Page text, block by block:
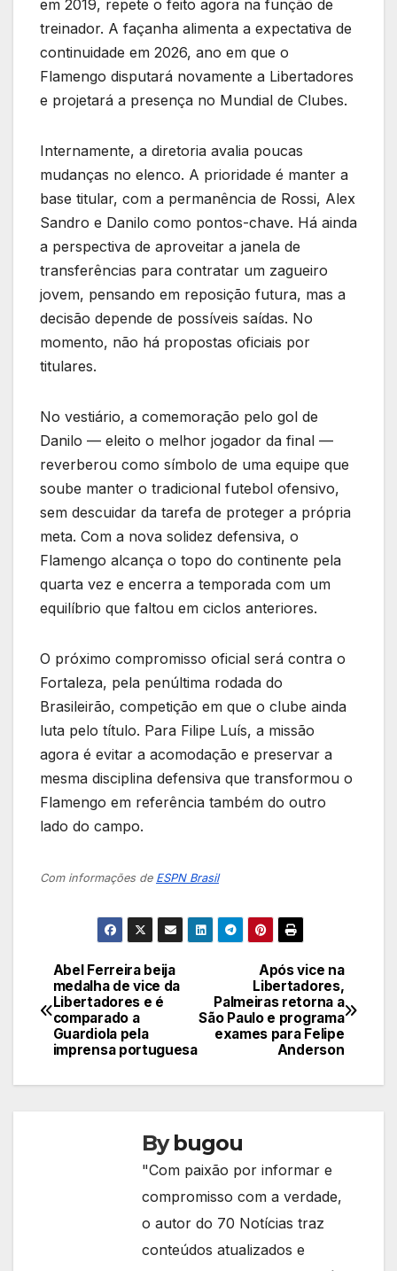
em 2019, repete o feito agora na função de
treinador. A façanha alimenta a expectativa de
continuidade em 2026, ano em que o
Flamengo disputará novamente a Libertadores
e projetará a presença no Mundial de Clubes.
Internamente, a diretoria avalia poucas
mudanças no elenco. A prioridade é manter a
base titular, com a permanência de Rossi, Alex
Sandro e Danilo como pontos-chave. Há ainda
a perspectiva de aproveitar a janela de
transferências para contratar um zagueiro
jovem, pensando em reposição futura, mas a
decisão depende de possíveis saídas. No
momento, não há propostas oficiais por
titulares.
No vestiário, a comemoração pelo gol de
Danilo — eleito o melhor jogador da final —
reverberou como símbolo de uma equipe que
soube manter o tradicional futebol ofensivo,
sem descuidar da tarefa de proteger a própria
meta. Com a nova solidez defensiva, o
Flamengo alcança o topo do continente pela
quarta vez e encerra a temporada com um
equilíbrio que faltou em ciclos anteriores.
O próximo compromisso oficial será contra o
Fortaleza, pela penúltima rodada do
Brasileirão, competição em que o clube ainda
luta pelo título. Para Filipe Luís, a missão
agora é evitar a acomodação e preservar a
mesma disciplina defensiva que transformou o
Flamengo em referência também do outro
lado do campo.
Com informações de ESPN Brasil
Navegação
de
Post
Após vice na
Libertadores,
Palmeiras retorna a
São Paulo e programa
exames para Felipe
Anderson
Abel Ferreira beija
medalha de vice da
Libertadores e é
comparado a
Guardiola pela
imprensa portuguesa
Bybugou
"Com paixão por informar e
compromisso com a verdade,
o autor do 70 Notícias traz
conteúdos atualizados e